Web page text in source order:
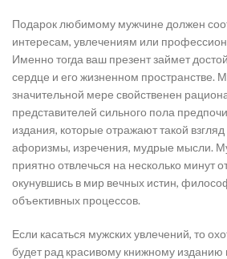
Подарок любимому мужчине должен
интересам, увлечениям или
Именно тогда ваш презент займет
сердце и его жизненном пространстве.
значительной мере свойственен
представителей сильного пола
издания, которые отражают такой
афоризмы, изречения, мудрые мысли.
приятно отвлечься на несколько минут
окунувшись в мир вечных истин,
объективных процессов.
Если касаться мужских увлечений, то
будет рад красивому книжному